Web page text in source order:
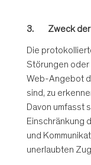
3. Zweck der
Die
Störungen oder
Web-Angebot
sind, zu
Davon umfasst
Einschränkung
und
unerlaubten